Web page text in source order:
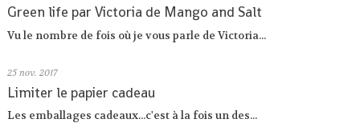
Green life par Victoria de Mango and Salt
Vu le nombre de fois où je vous parle de Victoria...
25 nov. 2017
Limiter le papier cadeau
Les emballages cadeaux...c'est à la fois un des...